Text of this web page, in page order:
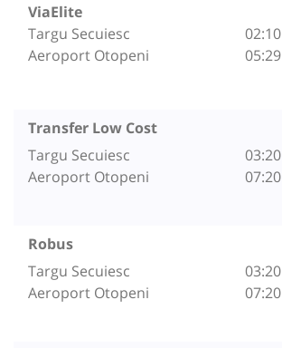
ViaElite
Targu Secuiesc
Aeroport Otopeni
02:10
05:29
Transfer Low Cost
Targu Secuiesc
Aeroport Otopeni
03:20
07:20
Robus
Targu Secuiesc
Aeroport Otopeni
03:20
07:20